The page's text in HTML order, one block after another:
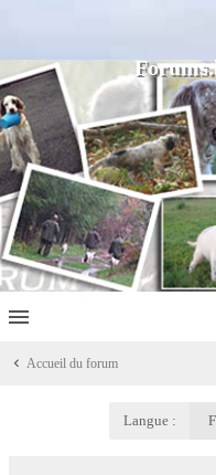
Accueil du forum
Langue :